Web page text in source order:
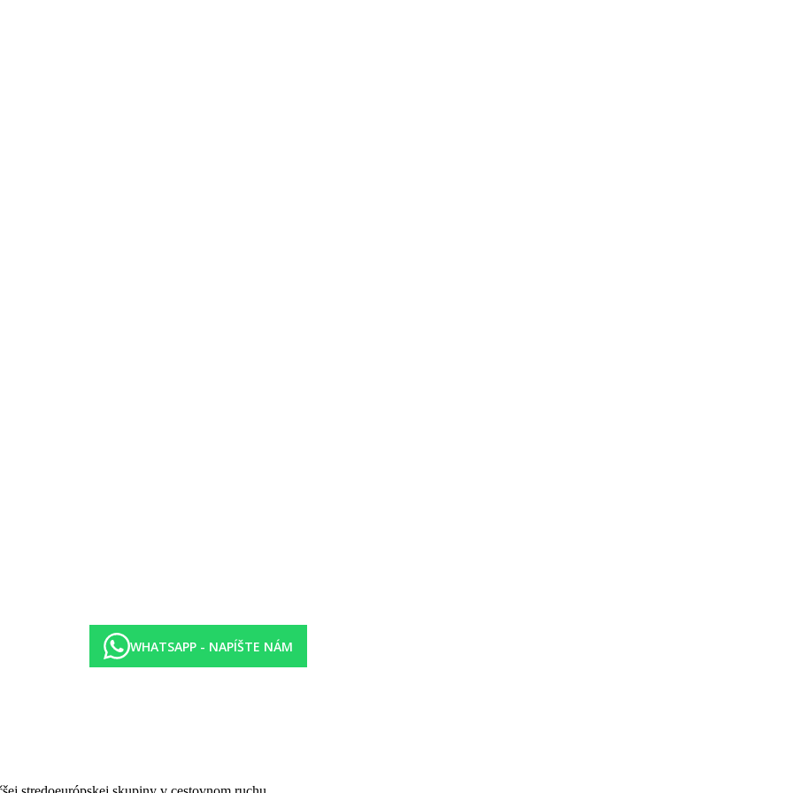
fén, klimatizácia, ventilátor, minibar, trezor, TV, Wi-Fi, set na prípravu kávy / čaju, kávovar, terasa (zariadená)
prístup do oceánu
na západ slnka, vaňa, priamy prístup do oceánu
v hlavnej bufetovej reštaurácii The Market
nápojov (10:00 - 00:00)
víno) - doplňovaný 1x denne
budú všetky vypité nápoje účtované za normálnu cenu
WHATSAPP - NAPÍŠTE NÁM